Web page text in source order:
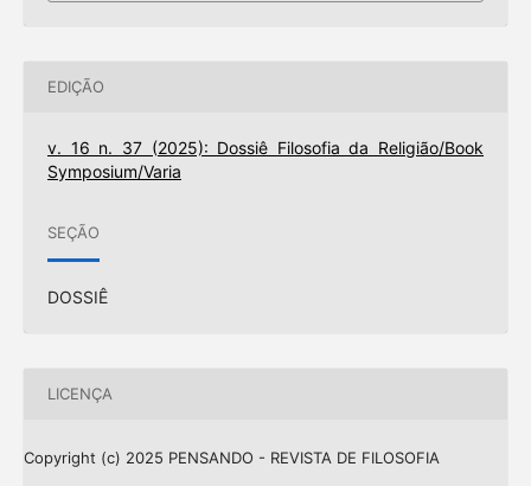
EDIÇÃO
v. 16 n. 37 (2025): Dossiê Filosofia da Religião/Book
Symposium/Varia
SEÇÃO
DOSSIÊ
LICENÇA
Copyright (c) 2025 PENSANDO - REVISTA DE FILOSOFIA